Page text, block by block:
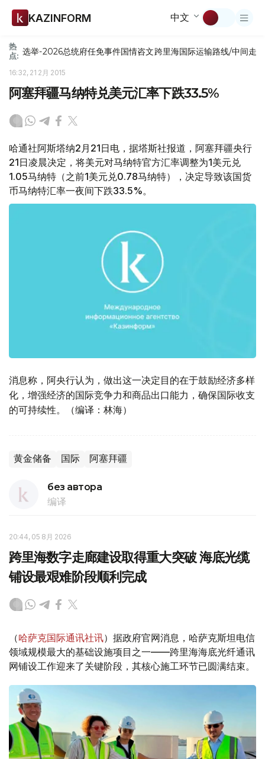
KAZINFORM 中文
热
点: 选举-2026总统府任免事件国情咨文跨里海国际运输路线/中间走廊
16:32, 21 2月 2015
阿塞拜疆马纳特兑美元汇率下跌33.5%
哈通社阿斯塔纳2月21日电，据塔斯社报道，阿塞拜疆央行
21日凌晨决定，将美元对马纳特官方汇率调整为1美元兑
1.05马纳特（之前1美元兑0.78马纳特），决定导致该国货
币马纳特汇率一夜间下跌33.5%。
消息称，阿央行认为，做出这一决定目的在于鼓励经济多样
化，增强经济的国际竞争力和商品出口能力，确保国际收支
的可持续性。（编译：林海）
黄金储备 国际 阿塞拜疆
без автора
编译
20:44, 05 8月 2026
跨里海数字走廊建设取得重大突破 海底光缆
铺设最艰难阶段顺利完成
（哈萨克国际通讯社讯）据政府官网消息，哈萨克斯坦电信
领域规模最大的基础设施项目之一——跨里海海底光纤通讯
网铺设工作迎来了关键阶段，其核心施工环节已圆满结束。